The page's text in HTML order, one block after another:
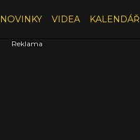
NOVINKY VIDEA KALENDÁŘ